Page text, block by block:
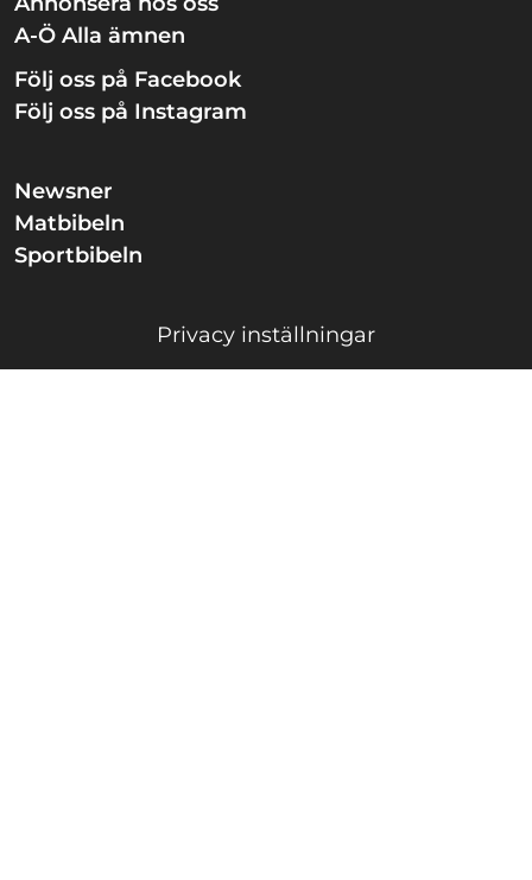
A-Ö Alla ämnen
Följ oss på Facebook
Följ oss på Instagram
Newsner
Matbibeln
Sportbibeln
Privacy inställningar